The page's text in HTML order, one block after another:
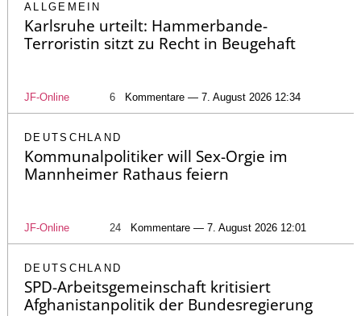
ALLGEMEIN
Karlsruhe urteilt: Hammerbande-
Terroristin sitzt zu Recht in Beugehaft
JF-Online 6 Kommentare — 7. August 2026 12:34
DEUTSCHLAND
Kommunalpolitiker will Sex-Orgie im
Mannheimer Rathaus feiern
JF-Online 24 Kommentare — 7. August 2026 12:01
DEUTSCHLAND
SPD-Arbeitsgemeinschaft kritisiert
Afghanistanpolitik der Bundesregierung